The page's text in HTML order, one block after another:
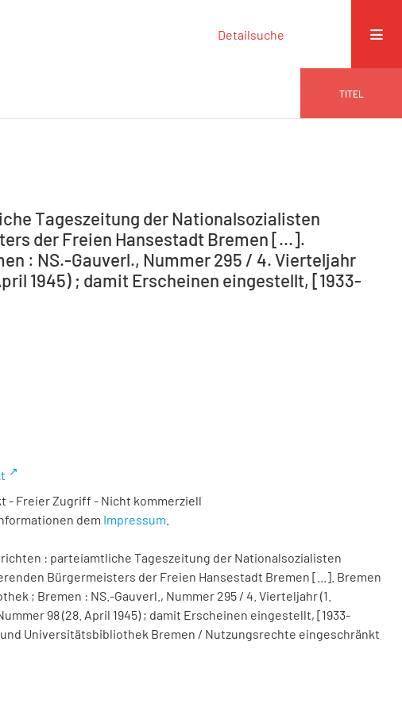
Detailsuche
TITEL
Tageszeitung der Nationalsozialisten
der Freien Hansestadt Bremen [...].
: NS.-Gauverl., Nummer 295 / 4. Vierteljahr
1945) ; damit Erscheinen eingestellt, [1933-
- Freier Zugriff - Nicht kommerziell
dem Impressum
: parteiamtliche Tageszeitung der Nationalsozialisten
Bürgermeisters der Freien Hansestadt Bremen [...]. Bremen
; Bremen : NS.-Gauverl., Nummer 295 / 4. Vierteljahr (1.
98 (28. April 1945) ; damit Erscheinen eingestellt, [1933-
und Universitätsbibliothek Bremen / Nutzungsrechte eingeschränkt